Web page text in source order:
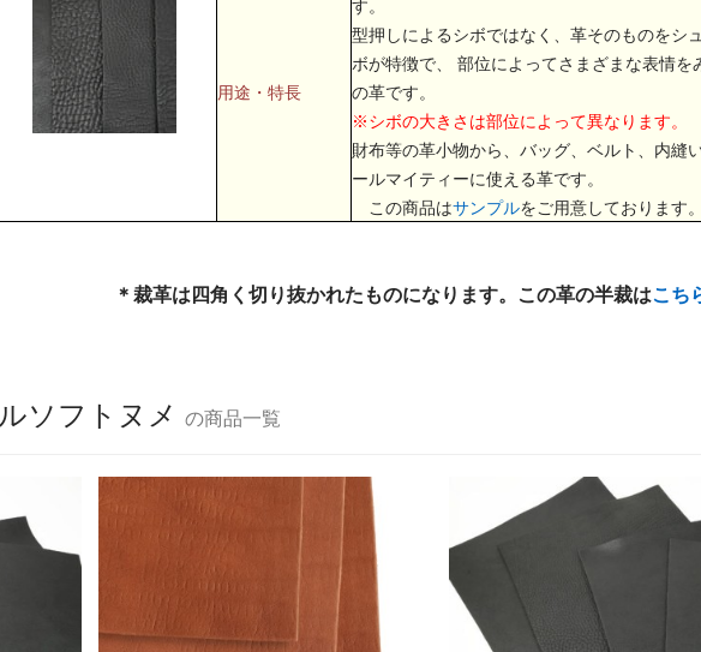
用途・特長
す。
型押しによるシボではなく、革そのものをシ
ボが特徴で、 部位によってさまざまな表情を
の革です。
※シボの大きさは部位によって異なります。
財布等の革小物から、バッグ、ベルト、内縫
ールマイティーに使える革です。
この商品はサンプルをご用意しております。
＊裁革は四角く切り抜かれたものになります。この革の半裁はこち
ソフトヌメ の商品一覧